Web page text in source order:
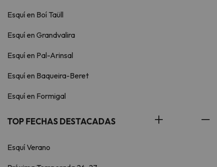
Esquí en Boí Taüll
Esquí en Grandvalira
Esquí en Pal-Arinsal
Esquí en Baqueira-Beret
Esquí en Formigal
TOP FECHAS DESTACADAS
Esquí Verano